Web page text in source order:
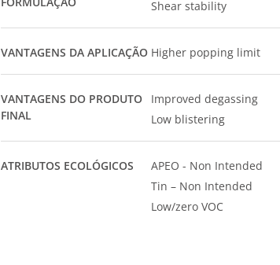
Shear stability
VANTAGENS DA APLICAÇÃO Higher popping limit
VANTAGENS DO PRODUTO
FINAL
Improved degassing
Low blistering
ATRIBUTOS ECOLÓGICOS
APEO - Non Intended
Tin – Non Intended
Low/zero VOC